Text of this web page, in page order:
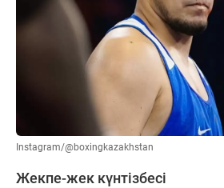
Instagram/@boxingkazakhstan
Жекпе-жек күнтізбесі